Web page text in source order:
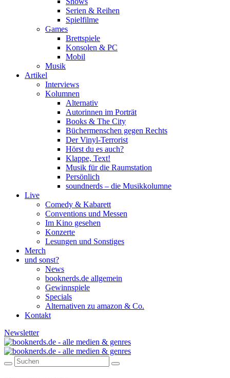
Serien & Reihen
Spielfilme
Games
Brettspiele
Konsolen & PC
Mobil
Musik
Artikel
Interviews
Kolumnen
Alternativ
Autorinnen im Porträt
Books & The City
Büchermenschen gegen Rechts
Der Vinyl-Terrorist
Hörst du es auch?
Klappe, Text!
Musik für die Raumstation
Persönlich
soundnerds – die Musikkolumne
Live
Comedy & Kabarett
Conventions und Messen
Im Kino gesehen
Konzerte
Lesungen und Sonstiges
Merch
und sonst?
News
booknerds.de allgemein
Gewinnspiele
Specials
Alternativen zu amazon & Co.
Kontakt
Newsletter